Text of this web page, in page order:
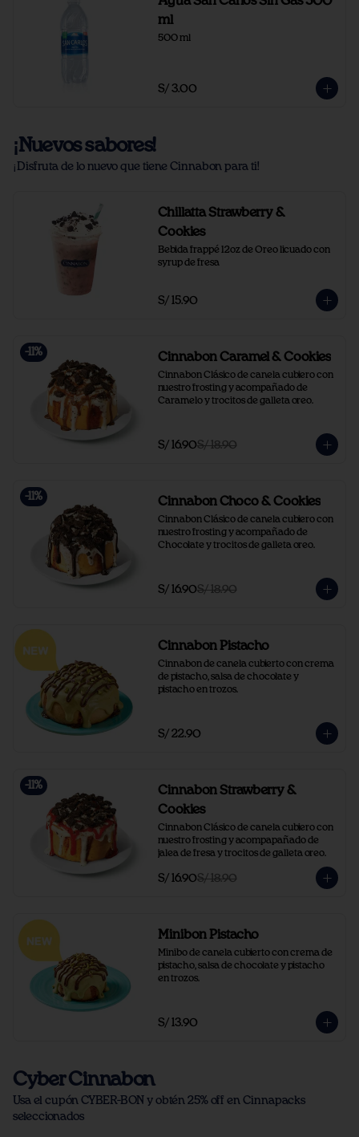
ml
500 ml
S/ 3.00
¡Nuevos sabores!
¡Disfruta de lo nuevo que tiene Cinnabon para ti!
Chillatta Strawberry &
Cookies
Bebida frappé 12oz de Oreo licuado con
syrup de fresa
S/ 15.90
-11 % Cinnabon Caramel & Cookies
Cinnabon Clásico de canela cubiero con
nuestro frosting y acompañado de
Caramelo y trocitos de galleta oreo.
S/ 16.90S/ 18.90
-11 % Cinnabon Choco & Cookies
Cinnabon Clásico de canela cubiero con
nuestro frosting y acompañado de
Chocolate y trocitos de galleta oreo.
S/ 16.90S/ 18.90
Cinnabon Pistacho
Cinnabon de canela cubierto con crema
de pistacho, salsa de chocolate y
pistacho en trozos.
S/ 22.90
-11 %
Cinnabon Strawberry &
Cookies
Cinnabon Clásico de canela cubiero con
nuestro frosting y acompapañado de
jalea de fresa y trocitos de galleta oreo.
S/ 16.90S/ 18.90
Minibon Pistacho
Minibo de canela cubierto con crema de
pistacho, salsa de chocolate y pistacho
en trozos.
S/ 13.90
Cyber Cinnabon
Usa el cupón CYBER-BON y obtén 25% off en Cinnapacks
seleccionados